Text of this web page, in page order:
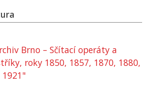
Brno – Sčítací operáty a
roky 1850, 1857, 1870, 1880,
1921"